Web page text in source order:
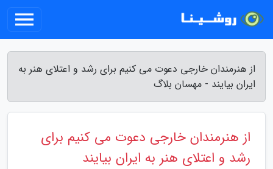
از هنرمندان خارجی دعوت می کنیم برای رشد و اعتلای هنر به
ایران بیایند - مهسان بلاگ
از هنرمندان خارجی دعوت می کنیم برای
رشد و اعتلای هنر به ایران بیایند